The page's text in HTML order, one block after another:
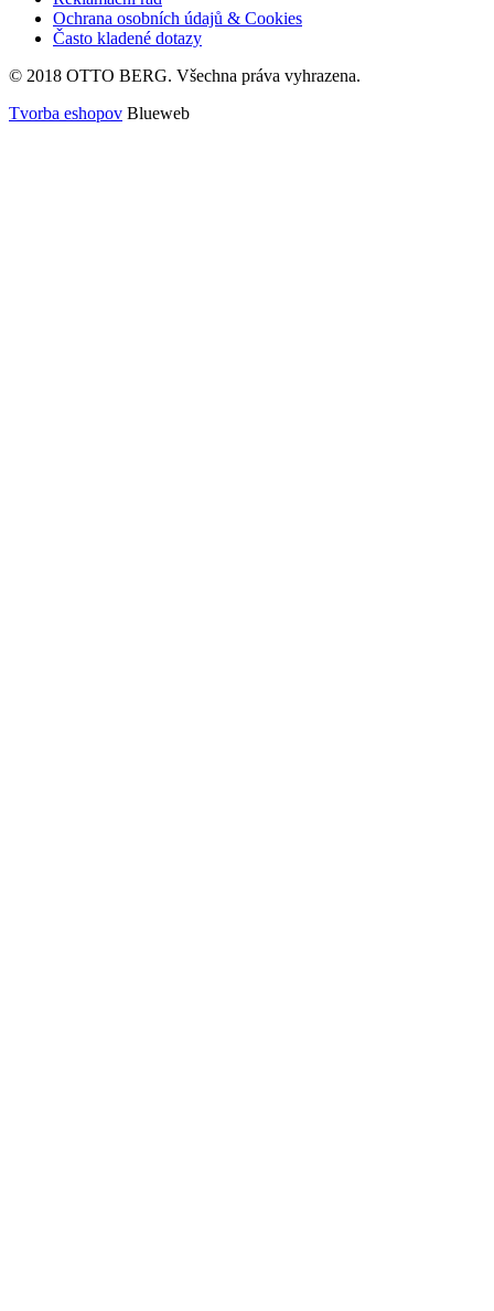
Ochrana osobních údajů & Cookies
Často kladené dotazy
© 2018 OTTO BERG. Všechna práva vyhrazena.
Tvorba eshopov Blueweb